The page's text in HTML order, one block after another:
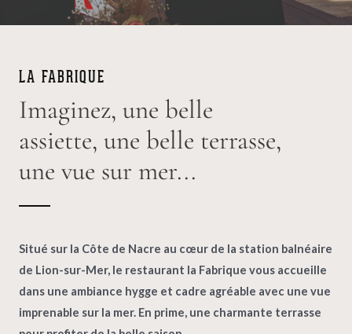
LA FABRIQUE
Imaginez, une belle
assiette, une belle terrasse,
une vue sur mer...
Situé sur la Côte de Nacre au cœur de la station balnéaire
de Lion-sur-Mer, le restaurant la Fabrique vous accueille
dans une ambiance hygge et cadre agréable avec une vue
imprenable sur la mer. En prime, une charmante terrasse